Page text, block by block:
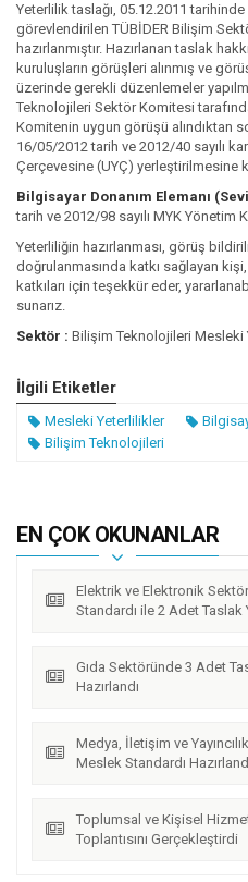
Yeterlilik taslağı, 05.12.2011
görevlendirilen TÜBİDER Bilişim
hazırlanmıştır. Hazırlanan taslak
kuruluşların görüşleri alınmış ve
üzerinde gerekli düzenlemeler
Teknolojileri Sektör Komitesi
Komitenin uygun görüşü alındıktan
16/05/2012 tarih ve 2012/40 sayılı
Çerçevesine (UYÇ) yerleştirilmesine
Bilgisayar Donanım Elemanı
tarih ve 2012/98 sayılı MYK Yönetim
Yeterliliğin hazırlanması, görüş
doğrulanmasında katkı sağlayan
katkıları için teşekkür eder,
sunarız.
Sektör : Bilişim Teknolojileri Mesleki
İlgili Etiketler
Mesleki Yeterlilikler
Bilişim Teknolojileri
EN ÇOK OKUNANLAR
Elektrik ve Elektronik
Standardı ile 2 Adet Taslak
Gıda Sektöründe 3 Adet
Hazırlandı
Medya, İletişim ve
Meslek Standardı
Toplumsal ve Kişisel
Toplantısını Gerçekleştirdi